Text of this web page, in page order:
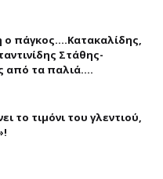
πάγκος....Κατακαλίδης,
Στάθης-
από τα παλιά....
το τιμόνι του γλεντιού,